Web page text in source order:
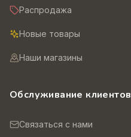
Распродажа
Новые товары
Наши магазины
Обслуживание клиентов
Связаться с нами